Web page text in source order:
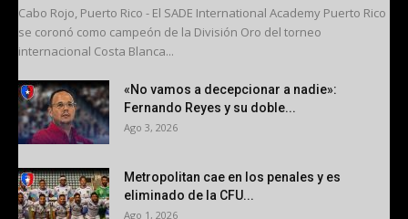
Cabo Rojo, Puerto Rico - El SADE International Academy Puerto Rico
se coronó como campeón de la División Oro del torneo
internacional Costa Blanca...
«No vamos a decepcionar a nadie»:
Fernando Reyes y su doble...
Ago 3, 2026
Metropolitan cae en los penales y es
eliminado de la CFU...
Ago 1, 2026